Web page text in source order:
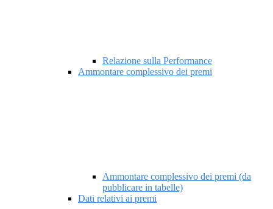
Relazione sulla Performance
Ammontare complessivo dei premi
Ammontare complessivo dei premi (da
pubblicare in tabelle)
Dati relativi ai premi